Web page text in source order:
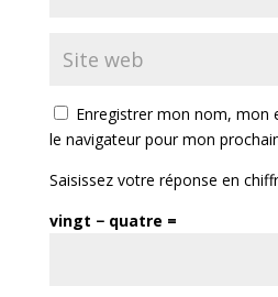
Enregistrer mon nom, mon
le navigateur pour mon
Saisissez votre réponse en
vingt − quatre =